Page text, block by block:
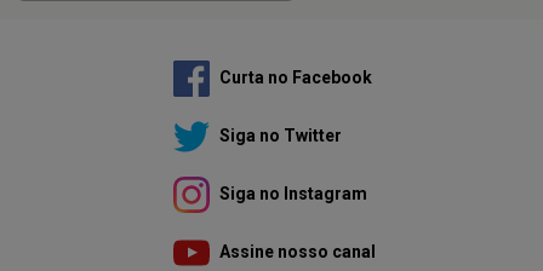
Curta no Facebook
Siga no Twitter
Siga no Instagram
Assine nosso canal